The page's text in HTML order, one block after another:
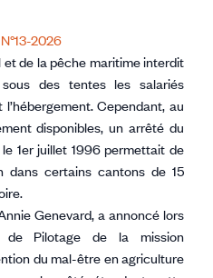
2026
et de la pêche maritime interdit
des tentes les salariés
Cependant, au
disponibles, un arrêté du
1er juillet 1996 permettait de
dans certains cantons de 15
Genevard, a annoncé lors
Pilotage de la mission
du mal-être en agriculture